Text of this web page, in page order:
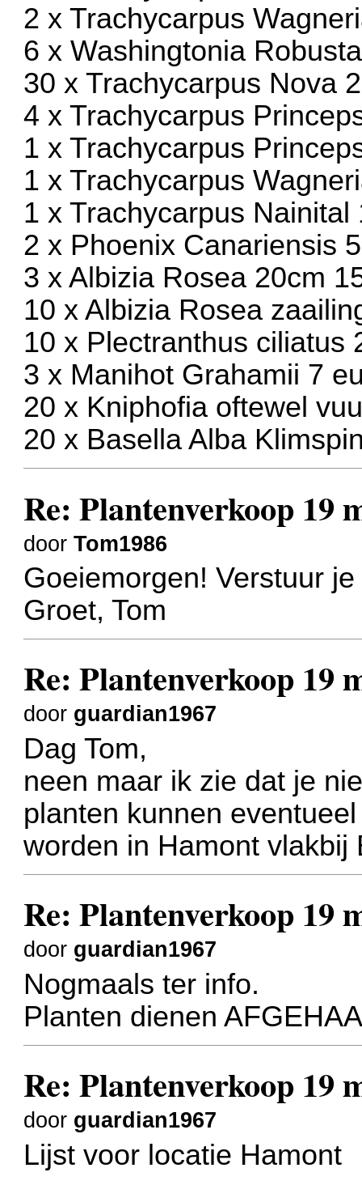
2 x Trachycarpus
6 x Washingtonia
30 x Trachycarpus Nova
4 x Trachycarpus
1 x Trachycarpus
1 x Trachycarpus
1 x Trachycarpus Nainital
2 x Phoenix Canariensis
3 x Albizia Rosea 20cm
10 x Albizia Rosea
10 x Plectranthus ciliatus
3 x Manihot Grahamii 7
20 x Kniphofia oftewel
20 x Basella Alba
Re: Plantenverkoop 19
doorTom1986
Goeiemorgen! Verstuur
Groet, Tom
Re: Plantenverkoop 19
door guardian1967
Dag Tom,
neen maar ik zie dat je
planten kunnen
worden in Hamont vlakbij
Re: Plantenverkoop 19
door guardian1967
Nogmaals ter info.
Planten dienen
Re: Plantenverkoop 19
door guardian1967
Lijst voor locatie Hamont